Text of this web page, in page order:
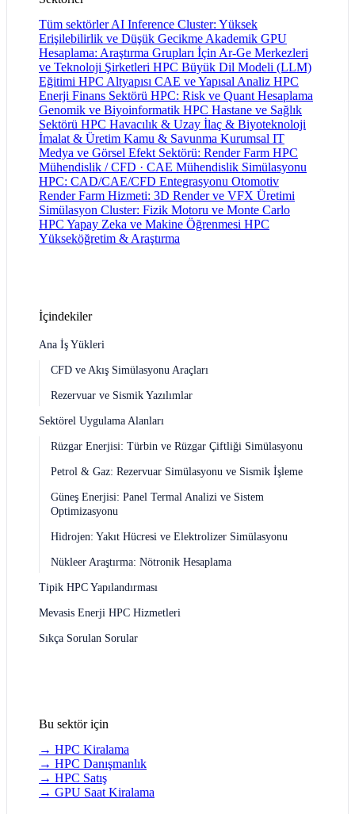
Tüm sektörlerAI Inference Cluster: Yüksek
Erişilebilirlik ve Düşük Gecikme Akademik GPU
Hesaplama: Araştırma Grupları İçin Ar-Ge Merkezleri
ve Teknoloji Şirketleri HPC Büyük Dil Modeli (LLM)
Eğitimi HPC Altyapısı CAE ve Yapısal Analiz HPC
Enerji Finans Sektörü HPC: Risk ve Quant Hesaplama
Genomik ve Biyoinformatik HPC Hastane ve Sağlık
Sektörü HPC Havacılık & Uzay İlaç & Biyoteknoloji
İmalat & Üretim Kamu & Savunma Kurumsal IT
Medya ve Görsel Efekt Sektörü: Render Farm HPC
Mühendislik / CFD · CAE Mühendislik Simülasyonu
HPC: CAD/CAE/CFD Entegrasyonu Otomotiv
Render Farm Hizmeti: 3D Render ve VFX Üretimi
Simülasyon Cluster: Fizik Motoru ve Monte Carlo
HPC Yapay Zeka ve Makine Öğrenmesi HPC
Yükseköğretim & Araştırma
İçindekiler
Ana İş Yükleri
CFD ve Akış Simülasyonu Araçları
Rezervuar ve Sismik Yazılımlar
Sektörel Uygulama Alanları
Rüzgar Enerjisi: Türbin ve Rüzgar Çiftliği Simülasyonu
Petrol & Gaz: Rezervuar Simülasyonu ve Sismik İşleme
Güneş Enerjisi: Panel Termal Analizi ve Sistem
Optimizasyonu
Hidrojen: Yakıt Hücresi ve Elektrolizer Simülasyonu
Nükleer Araştırma: Nötronik Hesaplama
Tipik HPC Yapılandırması
Mevasis Enerji HPC Hizmetleri
Sıkça Sorulan Sorular
Bu sektör için
→ HPC Kiralama
→ HPC Danışmanlık
→ HPC Satış
→ GPU Saat Kiralama